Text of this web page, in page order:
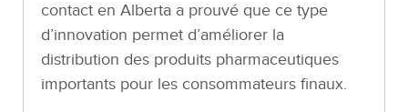
contact en Alberta a prouvé que ce type
d’innovation permet d’améliorer la
distribution des produits pharmaceutiques
importants pour les consommateurs finaux.